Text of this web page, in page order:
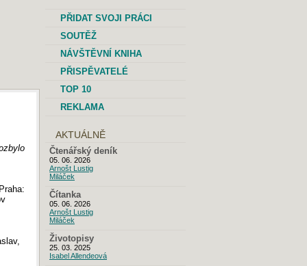
PŘIDAT SVOJI PRÁCI
SOUTĚŽ
NÁVŠTĚVNÍ KNIHA
PŘISPĚVATELÉ
TOP 10
REKLAMA
AKTUÁLNĚ
Čtenářský deník
05. 06. 2026
Arnošt Lustig
Miláček
Čítanka
05. 06. 2026
Arnošt Lustig
Miláček
Životopisy
25. 03. 2025
Isabel Allendeová